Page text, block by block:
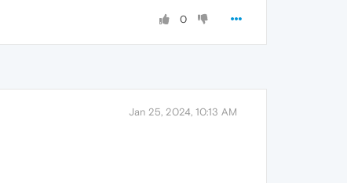
0
Jan 25, 2024, 10:13 AM